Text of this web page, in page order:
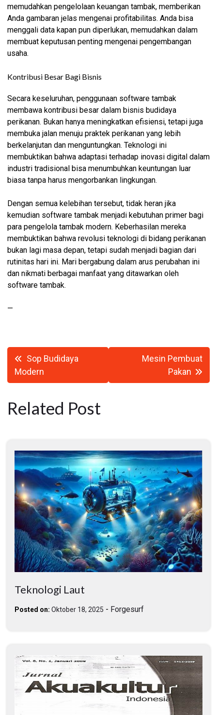
memudahkan pengelolaan keuangan tambak, memberikan
Anda gambaran jelas mengenai profitabilitas. Anda bisa
menggali data kapan pun diperlukan, memudahkan dalam
membuat keputusan penting mengenai pengembangan
usaha.
Kontribusi Besar Bagi Bisnis
Secara keseluruhan, penggunaan software tambak
membawa kontribusi besar dalam bisnis budidaya
perikanan. Bukan hanya meningkatkan efisiensi, tetapi juga
membuka jalan menuju praktek perikanan yang lebih
berkelanjutan dan menguntungkan. Teknologi ini
membuktikan bahwa adaptasi terhadap inovasi digital dalam
industri tradisional bisa menumbuhkan keuntungan luar
biasa tanpa harus mengorbankan lingkungan.
Dengan semua kelebihan tersebut, tidak heran jika
kemudian software tambak menjadi kebutuhan primer bagi
para pengelola tambak modern. Keberhasilan mereka
membuktikan bahwa revolusi teknologi di bidang perikanan
bukan lagi masa depan, tetapi sudah menjadi bagian dari
rutinitas hari ini. Mari bergabung dalam arus perubahan ini
dan nikmati berbagai manfaat yang ditawarkan oleh
software tambak.
—
Navigasi
pos
Sop Budidaya
Modern
Mesin Pembuat
Pakan
Related Post
Teknologi Laut
Posted on: Oktober 18, 2025 - Forgesurf